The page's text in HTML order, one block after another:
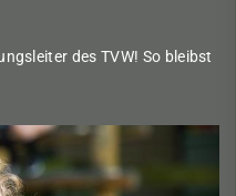
des TVW! So bleibst